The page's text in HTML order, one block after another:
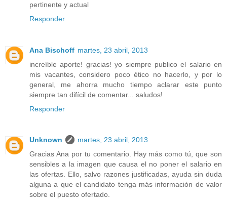
pertinente y actual
Responder
Ana Bischoff martes, 23 abril, 2013
increíble aporte! gracias! yo siempre publico el salario en
mis vacantes, considero poco ético no hacerlo, y por lo
general, me ahorra mucho tiempo aclarar este punto
siempre tan difícil de comentar... saludos!
Responder
Unknown
martes, 23 abril, 2013
Gracias Ana por tu comentario. Hay más como tú, que son
sensibles a la imagen que causa el no poner el salario en
las ofertas. Ello, salvo razones justificadas, ayuda sin duda
alguna a que el candidato tenga más información de valor
sobre el puesto ofertado.